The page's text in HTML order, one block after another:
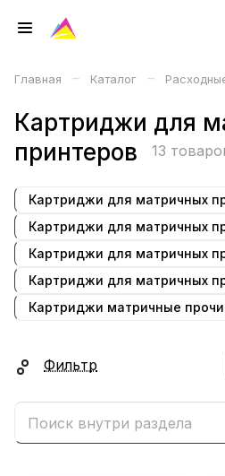
Главная – Каталог –
Картриджи для
принтеров
13
Картриджи для матричных
Картриджи для матричных
Картриджи для матричных
Картриджи для матричных
Картриджи матричные
Фильтр